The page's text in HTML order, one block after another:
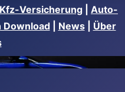
Kfz-Versicherung
Auto-
Download| News| Über